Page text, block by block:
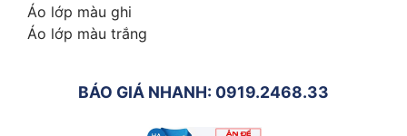
Áo lớp màu ghi
Áo lớp màu trắng
BÁO GIÁ NHANH: 0919.2468.33